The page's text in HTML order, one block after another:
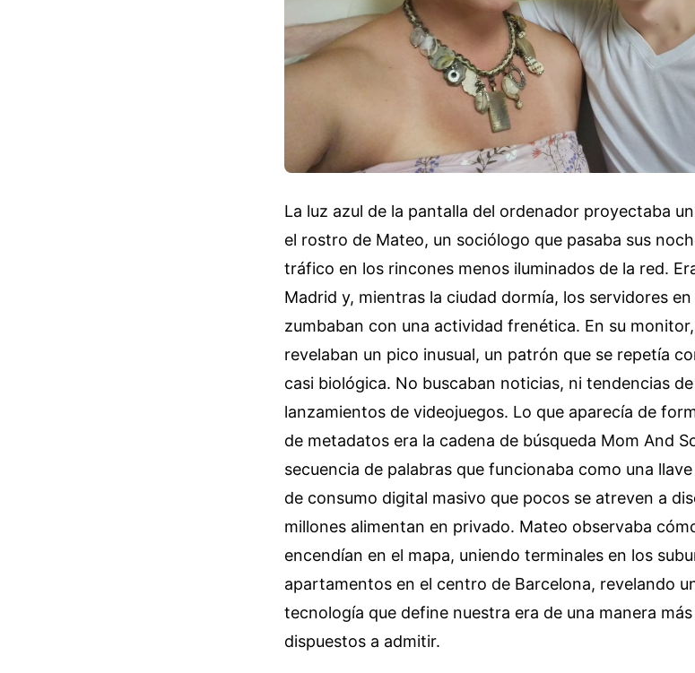
La luz azul de la pantalla del ordenador proyectaba
el rostro de Mateo, un sociólogo que pasaba sus
tráfico en los rincones menos iluminados de la red.
Madrid y, mientras la ciudad dormía, los servidores
zumbaban con una actividad frenética. En su
revelaban un pico inusual, un patrón que se repetía
casi biológica. No buscaban noticias, ni tendencias
lanzamientos de videojuegos. Lo que aparecía de
de metadatos era la cadena de búsqueda Mom And
secuencia de palabras que funcionaba como una
de consumo digital masivo que pocos se atreven a
millones alimentan en privado. Mateo observaba
encendían en el mapa, uniendo terminales en los
apartamentos en el centro de Barcelona, revelando
tecnología que define nuestra era de una manera
dispuestos a admitir.